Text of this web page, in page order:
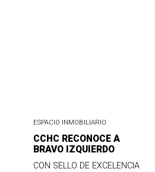
ESPACIO INMOBILIARIO
CCHC RECONOCE A
BRAVO IZQUIERDO
CON SELLO DE EXCELENCIA